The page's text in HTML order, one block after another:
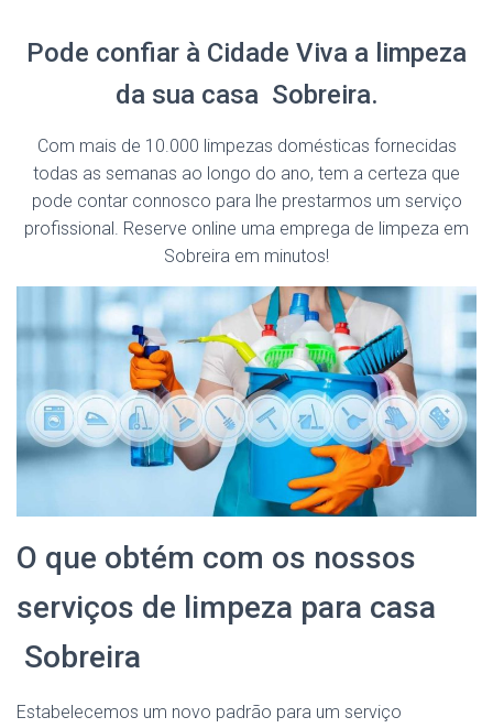
Pode confiar à Cidade Viva a limpeza
da sua casa Sobreira.
Com mais de 10.000 limpezas domésticas fornecidas
todas as semanas ao longo do ano, tem a certeza que
pode contar connosco para lhe prestarmos um serviço
profissional. Reserve online uma emprega de limpeza em
Sobreira em minutos!
O que obtém com os nossos
serviços de limpeza para casa
Sobreira
Estabelecemos um novo padrão para um serviço